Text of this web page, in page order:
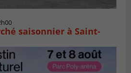
saisonnier à Saint-